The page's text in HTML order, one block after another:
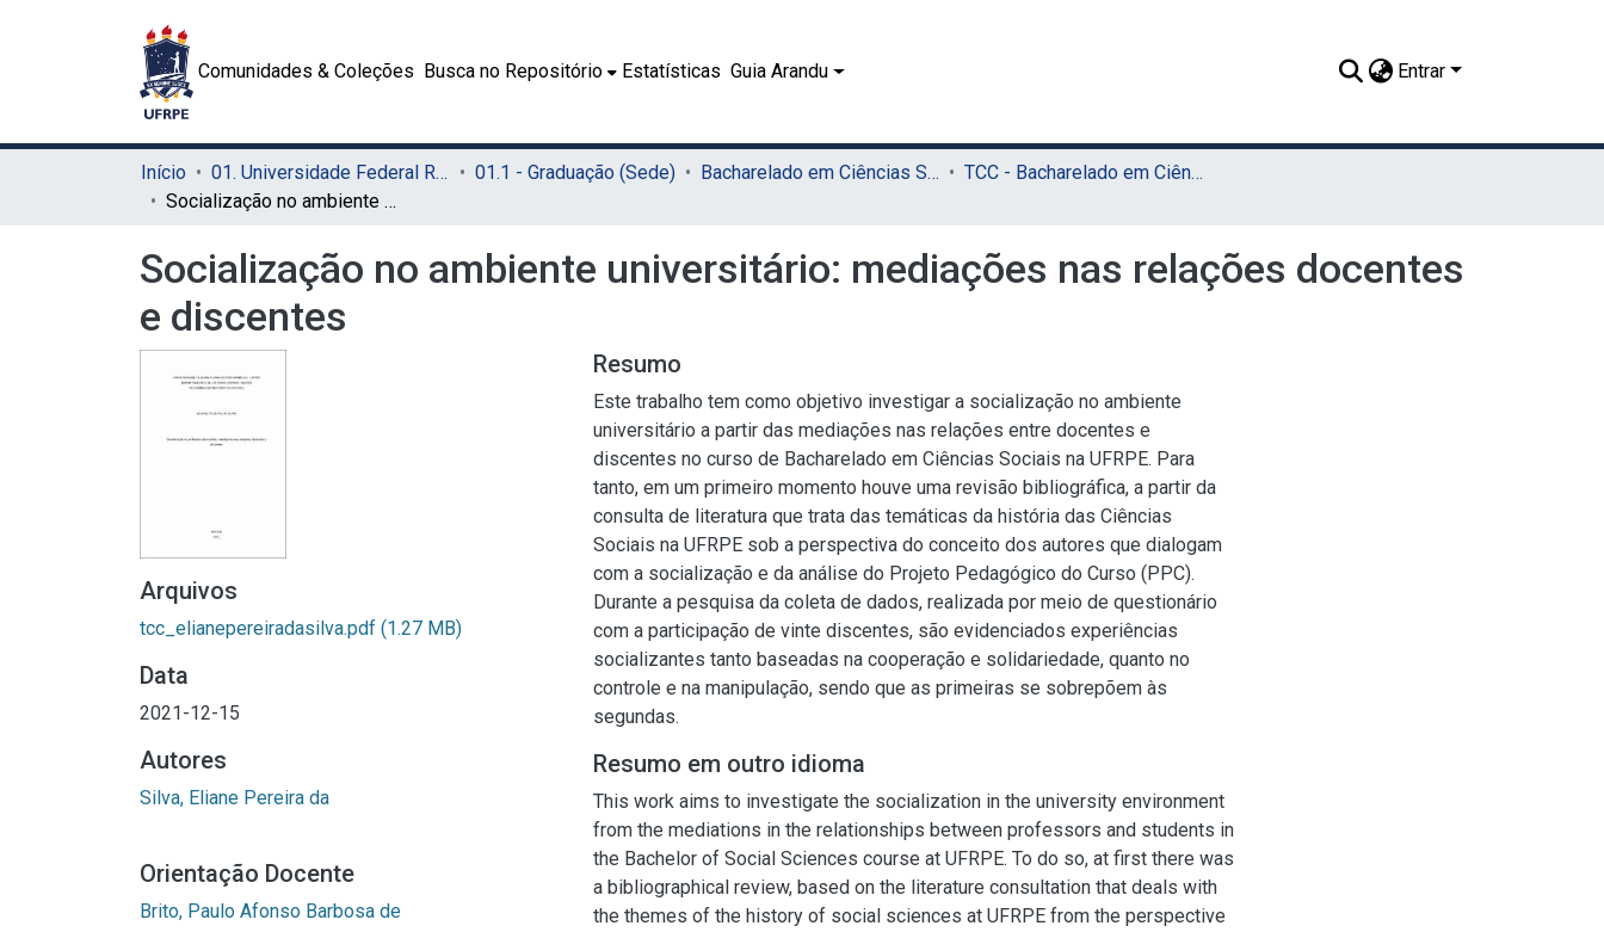
Comunidades & Coleções Busca no Repositório Estatísticas Guia Arandu Entrar
Início 01. Universidade Federal Rural de Pernambuco - UFRPE (Sede) 01.1 - Graduação (Sede) Bacharelado em Ciências Sociais (Sede)
TCC - Bacharelado em Ciências Sociais (Sede)
Socialização no ambiente universitário: mediações nas relações docentes e discentes
Socialização no ambiente universitário: mediações nas relações docentes
e discentes
Arquivos
tcc_elianepereiradasilva.pdf (1.27 MB)
Data
2021-12-15
Autores
Silva, Eliane Pereira da
Orientação Docente
Brito, Paulo Afonso Barbosa de
Resumo
Este trabalho tem como objetivo investigar a socialização no ambiente
universitário a partir das mediações nas relações entre docentes e
discentes no curso de Bacharelado em Ciências Sociais na UFRPE. Para
tanto, em um primeiro momento houve uma revisão bibliográfica, a partir da
consulta de literatura que trata das temáticas da história das Ciências
Sociais na UFRPE sob a perspectiva do conceito dos autores que dialogam
com a socialização e da análise do Projeto Pedagógico do Curso (PPC).
Durante a pesquisa da coleta de dados, realizada por meio de questionário
com a participação de vinte discentes, são evidenciados experiências
socializantes tanto baseadas na cooperação e solidariedade, quanto no
controle e na manipulação, sendo que as primeiras se sobrepõem às
segundas.
Resumo em outro idioma
This work aims to investigate the socialization in the university environment
from the mediations in the relationships between professors and students in
the Bachelor of Social Sciences course at UFRPE. To do so, at first there was
a bibliographical review, based on the literature consultation that deals with
the themes of the history of social sciences at UFRPE from the perspective